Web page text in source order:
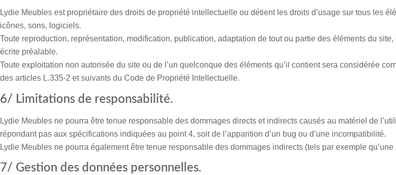
Lydie Meubles est propriétaire des droits de propriété intellectuelle ou détient les droits d’usage sur tous les
icônes, sons, logiciels.
Toute reproduction, représentation, modification, publication, adaptation de tout ou partie des éléments du
écrite préalable.
Toute exploitation non autorisée du site ou de l’un quelconque des éléments qu’il contient sera considérée
des articles L.335-2 et suivants du Code de Propriété Intellectuelle.
6/ Limitations de responsabilité.
Lydie Meubles ne pourra être tenue responsable des dommages directs et indirects causés au matériel de
répondant pas aux spécifications indiquées au point 4, soit de l’apparition d’un bug ou d’une incompatibilité.
Lydie Meubles ne pourra également être tenue responsable des dommages indirects (tels par exemple
7/ Gestion des données personnelles.